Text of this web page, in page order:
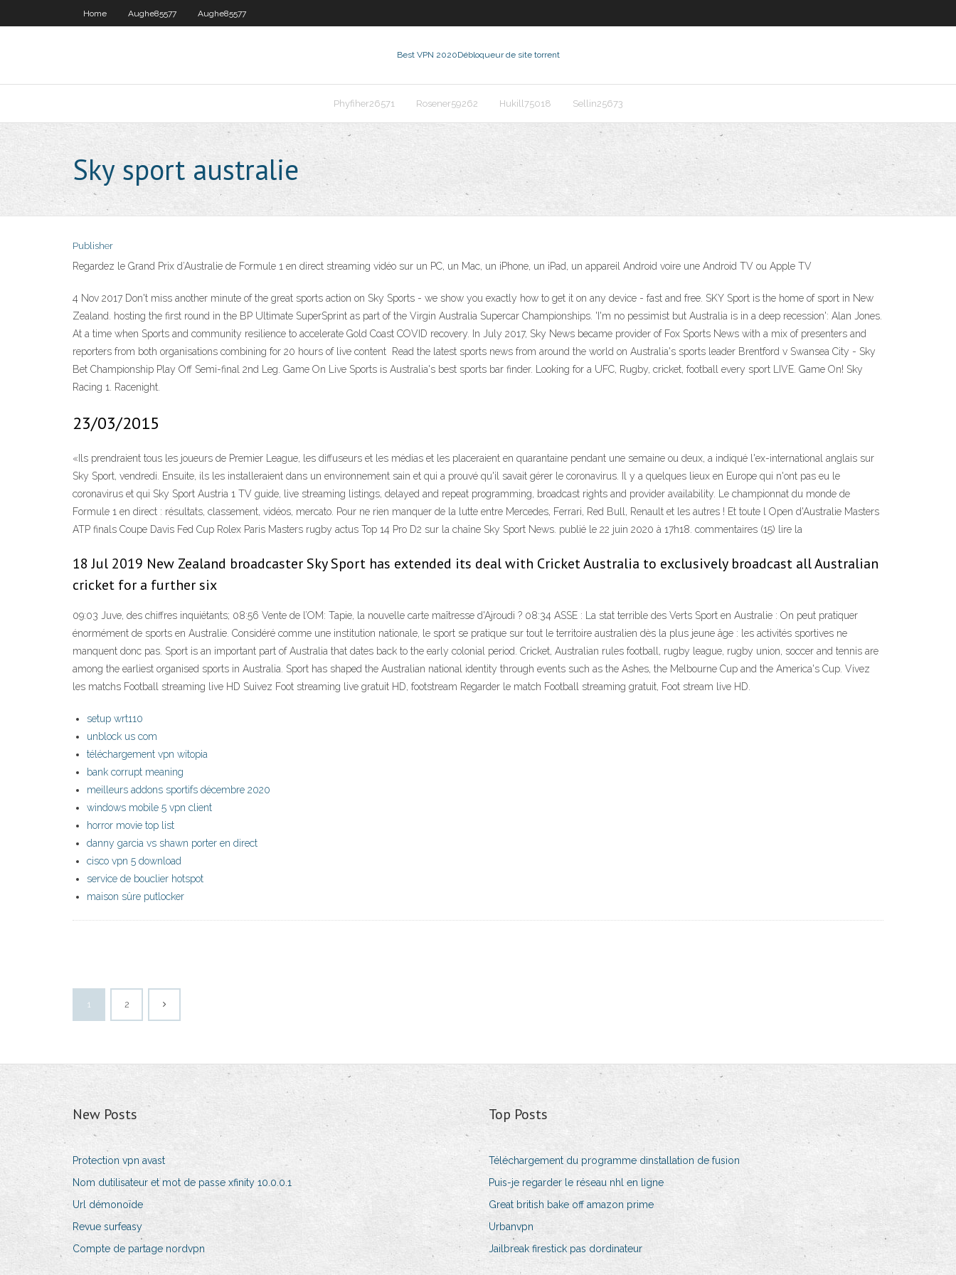
Home Aughe85577 Aughe85577
Best VPN 2020Débloqueur de site torrent
Phyfiher26571 Rosener59262 Hukill75018 Sellin25673
Sky sport australie
Publisher
Regardez le Grand Prix d’Australie de Formule 1 en direct streaming vidéo sur un PC, un Mac, un iPhone, un iPad, un appareil Android voire une Android TV ou Apple TV
4 Nov 2017 Don't miss another minute of the great sports action on Sky Sports - we show you exactly how to get it on any device - fast and free. SKY Sport is the home of sport in New
Zealand. hosting the first round in the BP Ultimate SuperSprint as part of the Virgin Australia Supercar Championships. 'I'm no pessimist but Australia is in a deep recession': Alan Jones.
At a time when Sports and community resilience to accelerate Gold Coast COVID recovery. In July 2017, Sky News became provider of Fox Sports News with a mix of presenters and
reporters from both organisations combining for 20 hours of live content Read the latest sports news from around the world on Australia's sports leader Brentford v Swansea City - Sky
Bet Championship Play Off Semi-final 2nd Leg. Game On Live Sports is Australia's best sports bar finder. Looking for a UFC, Rugby, cricket, football every sport LIVE. Game On! Sky
Racing 1. Racenight.
23/03/2015
«Ils prendraient tous les joueurs de Premier League, les diffuseurs et les médias et les placeraient en quarantaine pendant une semaine ou deux, a indiqué l'ex-international anglais sur
Sky Sport, vendredi. Ensuite, ils les installeraient dans un environnement sain et qui a prouvé qu'il savait gérer le coronavirus. Il y a quelques lieux en Europe qui n'ont pas eu le
coronavirus et qui Sky Sport Austria 1 TV guide, live streaming listings, delayed and repeat programming, broadcast rights and provider availability. Le championnat du monde de
Formule 1 en direct : résultats, classement, vidéos, mercato. Pour ne rien manquer de la lutte entre Mercedes, Ferrari, Red Bull, Renault et les autres ! Et toute l Open d'Australie Masters
ATP finals Coupe Davis Fed Cup Rolex Paris Masters rugby actus Top 14 Pro D2 sur la chaîne Sky Sport News. publié le 22 juin 2020 à 17h18. commentaires (15) lire la
18 Jul 2019 New Zealand broadcaster Sky Sport has extended its deal with Cricket Australia to exclusively broadcast all Australian
cricket for a further six
09:03 Juve, des chiffres inquiétants; 08:56 Vente de l’OM: Tapie, la nouvelle carte maîtresse d'Ajroudi ? 08:34 ASSE : La stat terrible des Verts Sport en Australie : On peut pratiquer
énormément de sports en Australie. Considéré comme une institution nationale, le sport se pratique sur tout le territoire australien dès la plus jeune âge : les activités sportives ne
manquent donc pas. Sport is an important part of Australia that dates back to the early colonial period. Cricket, Australian rules football, rugby league, rugby union, soccer and tennis are
among the earliest organised sports in Australia. Sport has shaped the Australian national identity through events such as the Ashes, the Melbourne Cup and the America's Cup. Vivez
les matchs Football streaming live HD Suivez Foot streaming live gratuit HD, footstream Regarder le match Football streaming gratuit, Foot stream live HD.
setup wrt110
unblock us com
téléchargement vpn witopia
bank corrupt meaning
meilleurs addons sportifs décembre 2020
windows mobile 5 vpn client
horror movie top list
danny garcia vs shawn porter en direct
cisco vpn 5 download
service de bouclier hotspot
maison sûre putlocker
1 2
New Posts
Protection vpn avast
Nom dutilisateur et mot de passe xfinity 10.0.0.1
Url démonoïde
Revue surfeasy
Compte de partage nordvpn
Top Posts
Téléchargement du programme dinstallation de fusion
Puis-je regarder le réseau nhl en ligne
Great british bake off amazon prime
Urbanvpn
Jailbreak firestick pas dordinateur